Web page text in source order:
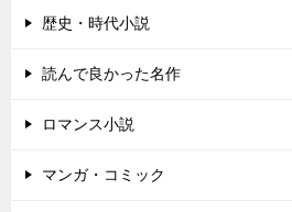
歴史・時代小説
読んで良かった名作
ロマンス小説
マンガ・コミック